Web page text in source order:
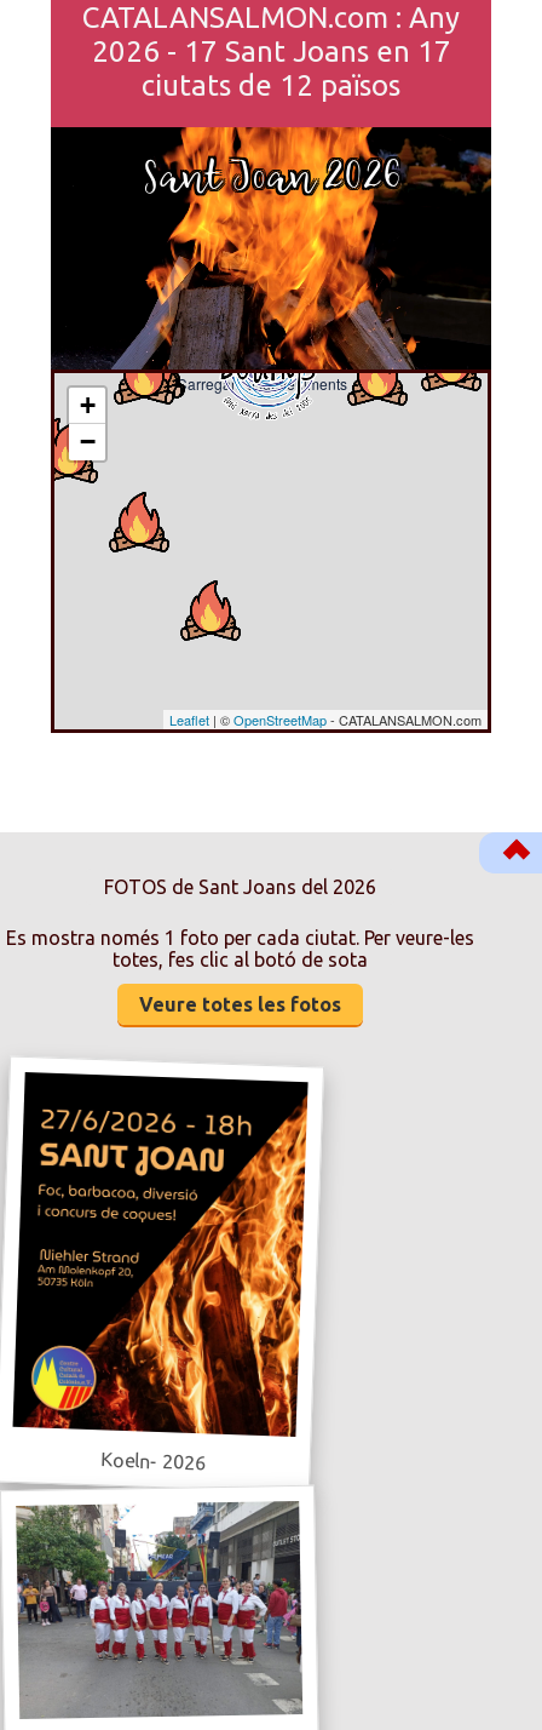
CATALANSALMON.com : Any
2026 - 17 Sant Joans en 17
ciutats de 12 països
Sant Joan 2026
Carregant esdeveniments ....
+
−
Leaflet | ©OpenStreetMap- CATALANSALMON.com
FOTOS de Sant Joans del 2026
Es mostra només 1 foto per cada ciutat. Per veure-les
totes, fes clic al botó de sota
Veure totes les fotos
Koeln- 2026